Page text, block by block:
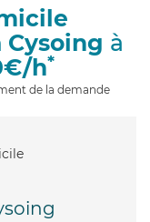
Cysoing à
h*
de la demande